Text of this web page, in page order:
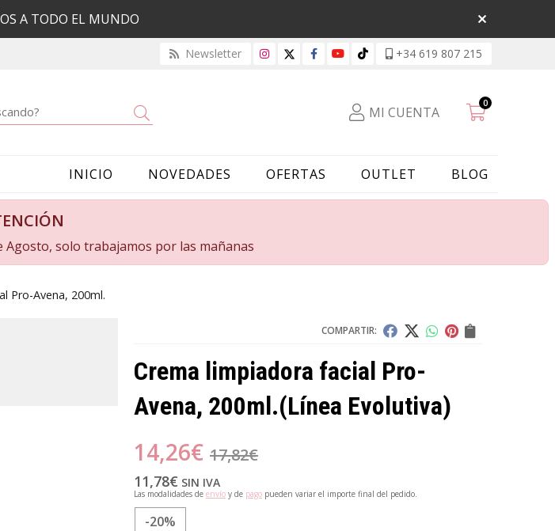
A TODO EL MUNDO
Newsletter +34 619 807 215
MI CUENTA
0
INICIO NOVEDADES OFERTAS OUTLET BLOG
Agosto, solo trabajamos por las mañanas
Pro-Avena, 200ml.
COMPARTIR:
Crema limpiadora facial Pro-
Avena, 200ml.(Línea Evolutiva)
14,26€ 17,82€
11,78€ SIN IVA
Las modalidades de envío y de pago pueden variar el importe final del pedido.
-20%